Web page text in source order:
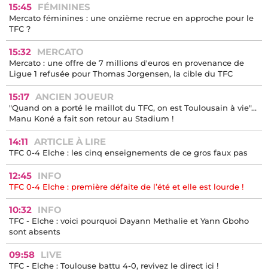
15:45 FÉMININES
Mercato féminines : une onzième recrue en approche pour le
TFC ?
15:32 MERCATO
Mercato : une offre de 7 millions d'euros en provenance de
Ligue 1 refusée pour Thomas Jorgensen, la cible du TFC
15:17 ANCIEN JOUEUR
"Quand on a porté le maillot du TFC, on est Toulousain à vie"...
Manu Koné a fait son retour au Stadium !
14:11 ARTICLE À LIRE
TFC 0-4 Elche : les cinq enseignements de ce gros faux pas
12:45 INFO
TFC 0-4 Elche : première défaite de l’été et elle est lourde !
10:32 INFO
TFC - Elche : voici pourquoi Dayann Methalie et Yann Gboho
sont absents
09:58 LIVE
TFC - Elche : Toulouse battu 4-0, revivez le direct ici !